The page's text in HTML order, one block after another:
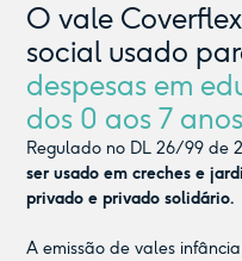
O vale
social usado
despesas em
dos 0 aos 7
Regulado no DL 26/99 de
ser usado em creches e
privado e privado solidário.
A emissão de vales